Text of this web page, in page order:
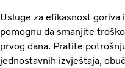
Usluge za efikasnost goriva
pomognu da smanjite
prvog dana. Pratite
jednostavnih izvještaja,